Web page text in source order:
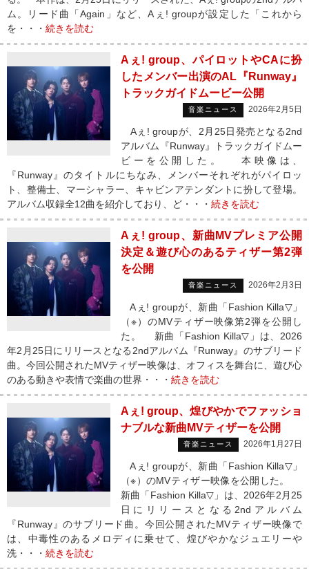
ム。リード曲「Again」など、Aぇ! groupが設定した「これから
を・・・ 続きを読む
Aぇ! group、パイロットやCAに扮
したメンバー出演のAL『Runway』
トラックガイドムービー公開
音楽ニュース 2026年2月5日
Aぇ! groupが、2月25日発売となる2nd
アルバム『Runway』トラックガイドムー
ビーを公開した。 本映像は、
『Runway』のタイトルにちなみ、メンバーそれぞれがパイロッ
ト、整備士、マーシャラー、キャビンアテンダントに扮して登場。
アルバム収録全12曲を紹介しており、ど・・・ 続きを読む
Aぇ! group、新曲MVプレミア公開
決定＆遊び心のあるティザー第2弾
を公開
音楽ニュース 2026年2月3日
Aぇ! groupが、新曲「Fashion Killa▽」
（※）のMVティザー映像第2弾を公開し
た。 新曲「Fashion Killa▽」は、2026
年2月25日にリリースとなる2ndアルバム『Runway』のサブリード
曲。今回公開されたMVティザー映像は、オフィスを舞台に、遊び心
のある動きや表情で楽曲の世界・・・ 続きを読む
Aぇ! group、煌びやかでファッショ
ナブルな新曲MVティザーを公開
音楽ニュース 2026年1月27日
Aぇ! groupが、新曲「Fashion Killa▽」
（※）のMVティザー映像を公開した。
新曲「Fashion Killa▽」は、2026年2月25
日にリリースとなる2ndアルバム
『Runway』のサブリード曲。今回公開されたMVティザー映像で
は、中毒性のあるメロディに乗せて、煌びやかなジュエリーや
洗・・・ 続きを読む